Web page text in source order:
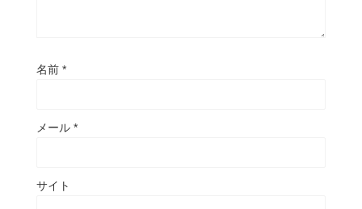
名前 *
メール *
サイト